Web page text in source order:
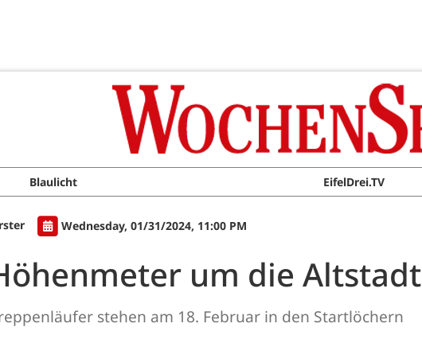
Blaulicht EifelDrei.TV
Wednesday, 01/31/2024, 11:00 PM
um die Altstadt
stehen am 18. Februar in den Startlöchern